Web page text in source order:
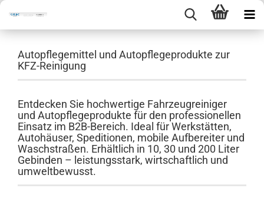
Autopflegemittel und Autopflegeprodukte zur
KFZ-Reinigung
Entdecken Sie hochwertige Fahrzeugreiniger
und Autopflegeprodukte für den professionellen
Einsatz im B2B-Bereich. Ideal für Werkstätten,
Autohäuser, Speditionen, mobile Aufbereiter und
Waschstraßen. Erhältlich in 10, 30 und 200 Liter
Gebinden – leistungsstark, wirtschaftlich und
umweltbewusst.